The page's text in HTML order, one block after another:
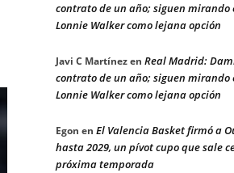
contrato de un año; siguen mirando
Lonnie Walker como lejana opción
Javi C Martínezen Real Madrid:
contrato de un año; siguen mirando
Lonnie Walker como lejana opción
Egon en El Valencia Basket firmó a
hasta 2029, un pívot cupo que sale
próxima temporada